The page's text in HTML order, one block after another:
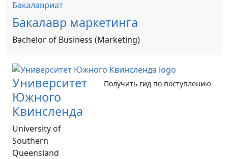
Бакалавриат
Бакалавр маркетинга
Bachelor of Business (Marketing)
Университет
Южного
Квинсленда
University of
Southern
Queensland
Получить гид по поступлению